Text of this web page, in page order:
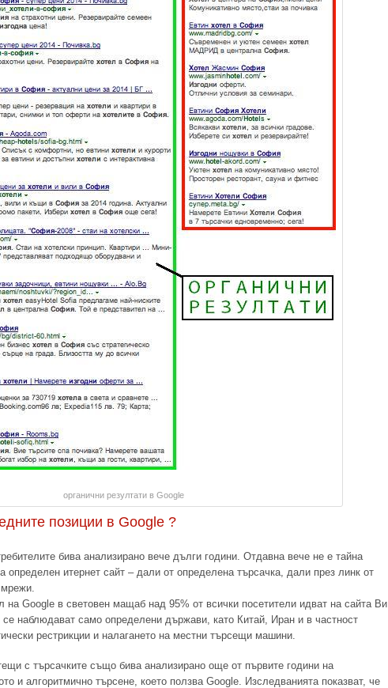
органични резултати в Google
позиции в Google ?
бива анализирано вече дълги години. Отдавна вече не е тайна
определен итернет сайт – дали от определена търсачка, дали през линк от
мрежи.
на Google в световен мащаб над 95% от всички посетители идват на сайта Ви
наблюдават само определени държави, като Китай, Иран и в частност
рестрикции и налагането на местни търсещи машини.
с търсачките също бива анализирано още от първите години на
и алгоритмично търсене, което ползва Google. Изследванията показват, че